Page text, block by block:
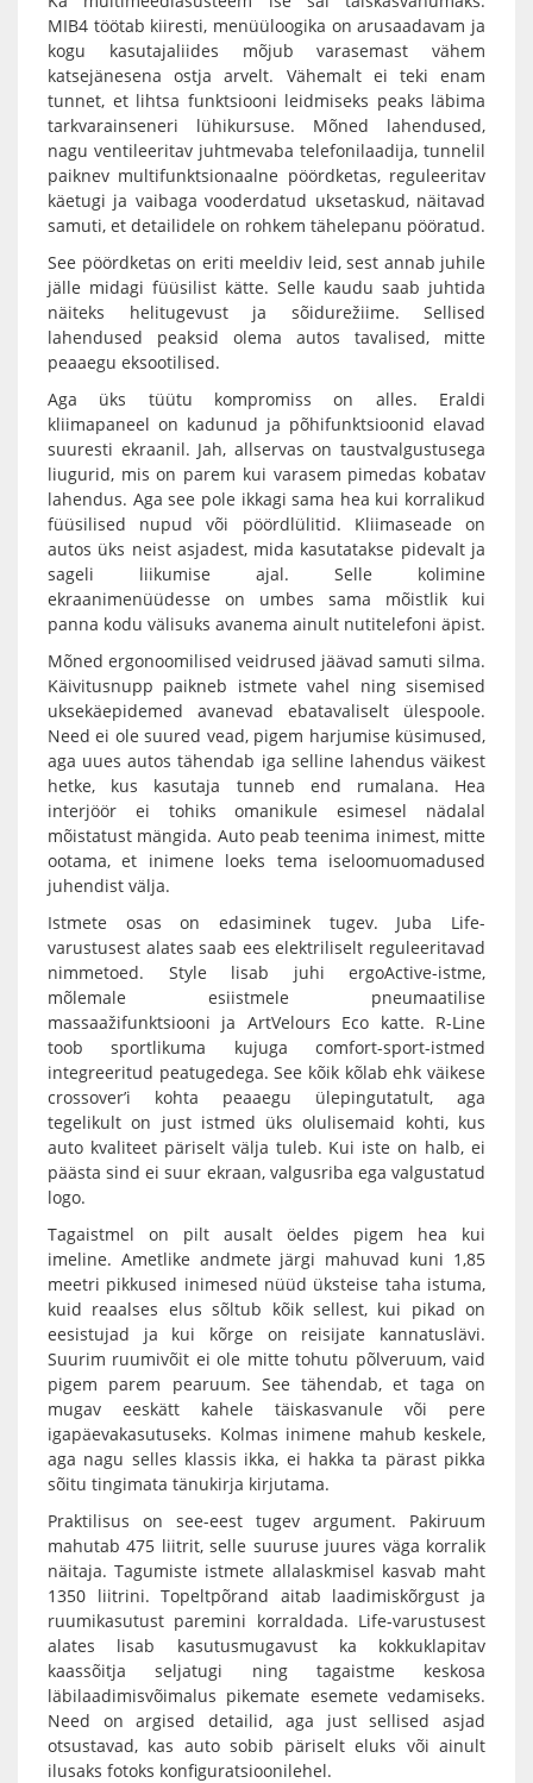
MIB4 töötab kiiresti, menüüloogika on arusaadavam ja
kogu kasutajaliides mõjub varasemast vähem
katsejänesena ostja arvelt. Vähemalt ei teki enam
tunnet, et lihtsa funktsiooni leidmiseks peaks läbima
tarkvarainseneri lühikursuse. Mõned lahendused,
nagu ventileeritav juhtmevaba telefonilaadija, tunnelil
paiknev multifunktsionaalne pöördketas, reguleeritav
käetugi ja vaibaga vooderdatud uksetaskud, näitavad
samuti, et detailidele on rohkem tähelepanu pööratud.
See pöördketas on eriti meeldiv leid, sest annab juhile
jälle midagi füüsilist kätte. Selle kaudu saab juhtida
näiteks helitugevust ja sõidurežiime. Sellised
lahendused peaksid olema autos tavalised, mitte
peaaegu eksootilised.
Aga üks tüütu kompromiss on alles. Eraldi
kliimapaneel on kadunud ja põhifunktsioonid elavad
suuresti ekraanil. Jah, allservas on taustvalgustusega
liugurid, mis on parem kui varasem pimedas kobatav
lahendus. Aga see pole ikkagi sama hea kui korralikud
füüsilised nupud või pöördlülitid. Kliimaseade on
autos üks neist asjadest, mida kasutatakse pidevalt ja
sageli liikumise ajal. Selle kolimine
ekraanimenüüdesse on umbes sama mõistlik kui
panna kodu välisuks avanema ainult nutitelefoni äpist.
Mõned ergonoomilised veidrused jäävad samuti silma.
Käivitusnupp paikneb istmete vahel ning sisemised
uksekäepidemed avanevad ebatavaliselt ülespoole.
Need ei ole suured vead, pigem harjumise küsimused,
aga uues autos tähendab iga selline lahendus väikest
hetke, kus kasutaja tunneb end rumalana. Hea
interjöör ei tohiks omanikule esimesel nädalal
mõistatust mängida. Auto peab teenima inimest, mitte
ootama, et inimene loeks tema iseloomuomadused
juhendist välja.
Istmete osas on edasiminek tugev. Juba Life-
varustusest alates saab ees elektriliselt reguleeritavad
nimmetoed. Style lisab juhi ergoActive-istme,
mõlemale esiistmele pneumaatilise
massaažifunktsiooni ja ArtVelours Eco katte. R-Line
toob sportlikuma kujuga comfort-sport-istmed
integreeritud peatugedega. See kõik kõlab ehk väikese
crossover’i kohta peaaegu ülepingutatult, aga
tegelikult on just istmed üks olulisemaid kohti, kus
auto kvaliteet päriselt välja tuleb. Kui iste on halb, ei
päästa sind ei suur ekraan, valgusriba ega valgustatud
logo.
Tagaistmel on pilt ausalt öeldes pigem hea kui
imeline. Ametlike andmete järgi mahuvad kuni 1,85
meetri pikkused inimesed nüüd üksteise taha istuma,
kuid reaalses elus sõltub kõik sellest, kui pikad on
eesistujad ja kui kõrge on reisijate kannatuslävi.
Suurim ruumivõit ei ole mitte tohutu põlveruum, vaid
pigem parem pearuum. See tähendab, et taga on
mugav eeskätt kahele täiskasvanule või pere
igapäevakasutuseks. Kolmas inimene mahub keskele,
aga nagu selles klassis ikka, ei hakka ta pärast pikka
sõitu tingimata tänukirja kirjutama.
Praktilisus on see-eest tugev argument. Pakiruum
mahutab 475 liitrit, selle suuruse juures väga korralik
näitaja. Tagumiste istmete allalaskmisel kasvab maht
1350 liitrini. Topeltpõrand aitab laadimiskõrgust ja
ruumikasutust paremini korraldada. Life-varustusest
alates lisab kasutusmugavust ka kokkuklapitav
kaassõitja seljatugi ning tagaistme keskosa
läbilaadimisvõimalus pikemate esemete vedamiseks.
Need on argised detailid, aga just sellised asjad
otsustavad, kas auto sobib päriselt eluks või ainult
ilusaks fotoks konfiguratsioonilehel.